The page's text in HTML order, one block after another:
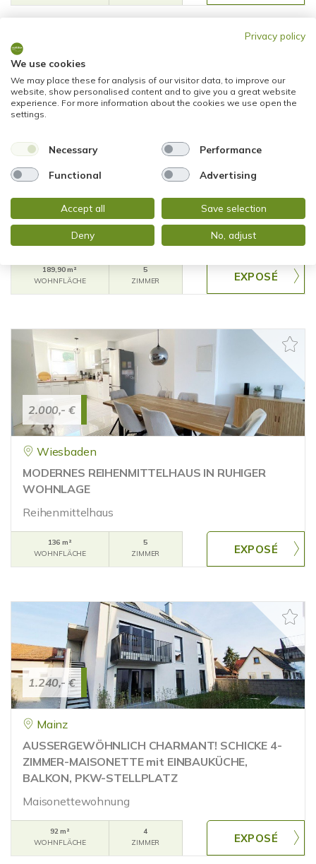
2.550,01 €
SCHICKE 5-ZIMMER-MAISONETTE MIT VIEL
PLATZ! 2 BALKONE - EINBAUKÜCHE - FERNBLICK
(Am Dornbusch)
Maisonettewohnung
189,90 m²
WOHNFLÄCHE
5
ZIMMER
2.000,- €
Wiesbaden
MODERNES REIHENMITTELHAUS IN RUHIGER
WOHNLAGE
Reihenmittelhaus
136 m²
WOHNFLÄCHE
5
ZIMMER
1.240,- €
Mainz
AUSSERGEWÖHNLICH CHARMANT! SCHICKE 4-
ZIMMER-MAISONETTE mit EINBAUKÜCHE,
BALKON, PKW-STELLPLATZ
Maisonettewohnung
92 m²
WOHNFLÄCHE
4
ZIMMER
Privacy policy
We use cookies
We may place these for analysis of our visitor data, to improve our
website, show personalised content and to give you a great website
experience. For more information about the cookies we use open the
settings.
Necessary Performance
Functional Advertising
Accept all Save selection
Deny No, adjust